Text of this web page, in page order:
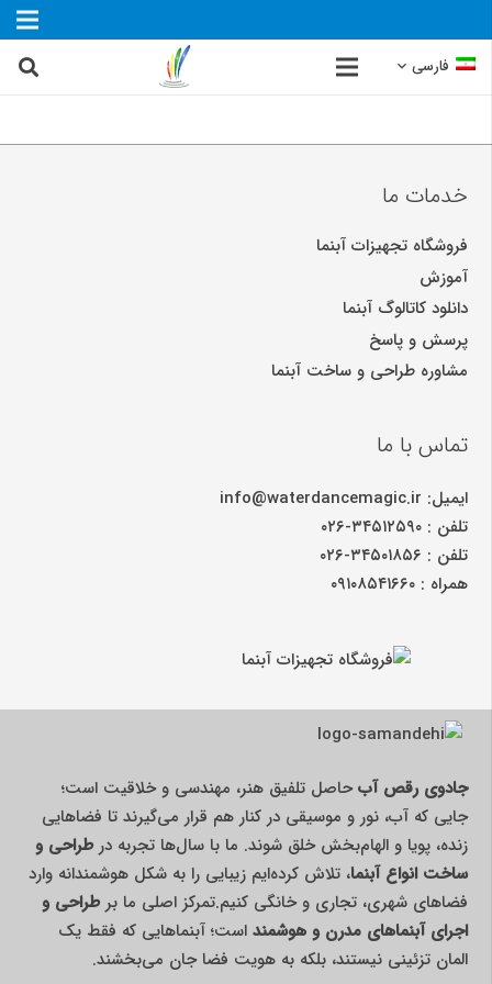
فارسی
خدمات ما
فروشگاه تجهیزات آبنما
آموزش
دانلود کاتالوگ آبنما
پرسش و پاسخ
مشاوره طراحی و ساخت آبنما
تماس با ما
ایمیل: info@waterdancemagic.ir
تلفن : ۳۴۵۱۲۵۹۰-۰۲۶
تلفن : ۳۴۵۰۱۸۵۶-۰۲۶
همراه : ۰۹۱۰۸۵۴۱۶۶۰
جادوی رقص آبحاصل تلفیق هنر، مهندسی و خلاقیت است؛
جایی که آب، نور و موسیقی در کنار هم قرار می‌گیرند تا فضاهایی
زنده، پویا و الهام‌بخش خلق شوند. ما با سال‌ها تجربه درطراحی و
ساخت انواع آبنما، تلاش کرده‌ایم زیبایی را به شکل هوشمندانه وارد
فضاهای شهری، تجاری و خانگی کنیم.تمرکز اصلی ما برطراحی و
اجرای آبنماهای مدرن و هوشمند است؛ آبنماهایی که فقط یک
المان تزئینی نیستند، بلکه به هویت فضا جان می‌بخشند.